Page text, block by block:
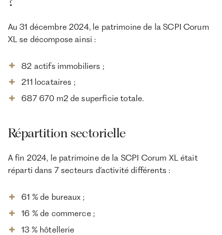
Au 31 décembre 2024, le patrimoine de la SCPI Corum
XL se décompose ainsi :
82 actifs immobiliers ;
211 locataires ;
687 670 m2 de superficie totale.
Répartition sectorielle
A fin 2024, le patrimoine de la SCPI Corum XL était
réparti dans 7 secteurs d’activité différents :
61 % de bureaux ;
16 % de commerce ;
13 % hôtellerie